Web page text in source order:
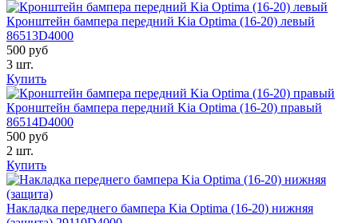
Кронштейн бампера передний Kia Optima (16-20) левый
86513D4000
500 руб
3 шт.
Купить
Кронштейн бампера передний Kia Optima (16-20) правый
86514D4000
500 руб
2 шт.
Купить
Накладка переднего бампера Kia Optima (16-20) нижняя